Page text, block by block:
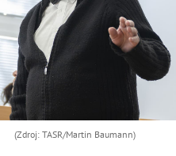
(Zdroj: TASR/Martin Baumann)